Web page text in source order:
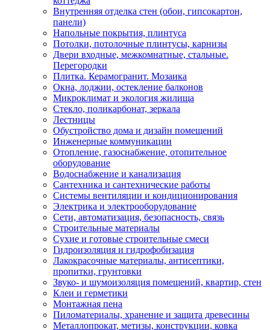
Внутренняя отделка стен (обои, гипсокартон,
панели)
Напольные покрытия, плинтуса
Потолки, потолочные плинтусы, карнизы
Двери входные, межкомнатные, стальные.
Перегородки
Плитка. Керамогранит. Мозаика
Окна, лоджии, остекление балконов
Микроклимат и экология жилища
Стекло, поликарбонат, зеркала
Лестницы
Обустройство дома и дизайн помещений
Инженерные коммуникации
Отопление, газоснабжение, отопительное
оборудование
Водоснабжение и канализация
Сантехника и сантехнические работы
Системы вентиляции и кондиционирования
Электрика и электрооборудование
Сети, автоматизация, безопасность, связь
Строительные материалы
Сухие и готовые строительные смеси
Гидроизоляция и гидрофобизация
Лакокрасочные материалы, антисептики,
пропитки, грунтовки
Звуко- и шумоизоляция помещений, квартир, стен
Клеи и герметики
Монтажная пена
Пиломатериалы, хранение и защита древесины
Металлопрокат, метизы, конструкции, ковка